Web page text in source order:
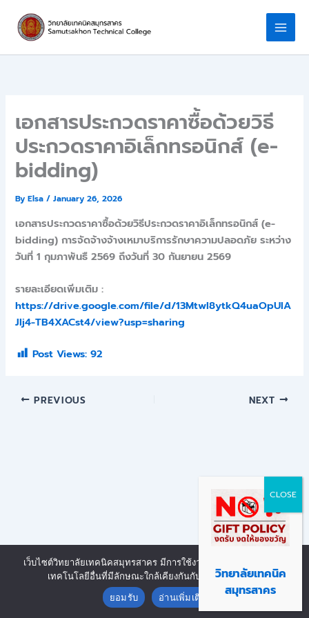
content
เอกสารประกวดราคาซื้อด้วยวิธี
ประกวดราคาอิเล็กทรอนิกส์ (e-
bidding)
ByElsa/January 26, 2026
เอกสารประกวดราคาซื้อด้วยวิธีประกวดราคาอิเล็กทรอนิกส์ (e-
bidding) การจัดจ้างจ้างเหมาบริการรักษาความปลอดภัย ระหว่าง
วันที่ 1 กุมภาพันธื 2569 ถึงวันที่ 30 กันยายน 2569
รายละเอียดเพิ่มเติม :
https://drive.google.com/file/d/13MtwI8ytkQ4uaOpUlA
JIj4-TB4XACst4/view?usp=sharing
Post Views: 92
PREVIOUS NEXT
Copyright © 2026 | Powered by งานศูนย์ข้อมูลสารสนเทศ วิทยาลัย
เทคนิคสมุทรสาคร
วิทยาลัยเทคนิค
สมุทรสาคร
เว็บไซต์วิทยาลัยเทคนิคสมุทรสาคร มีการใช้งานเทคโนโลยีคุกกี้ หรือ
เทคโนโลยีอื่นที่มีลักษณะใกล้เคียงกันกับคุกกี้ บนเว็บไซต์
ยอมรับ
อ่านเพิ่มเติม
Contact us